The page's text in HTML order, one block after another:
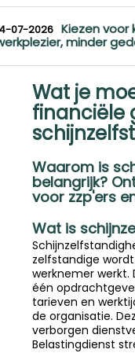
07-2026 Kiezen voor
minder
Wat je
financiële
Waarom is
belangrijk?
voor zzp'ers
Wat is
zelfstandige
werknemer werkt.
één
tarieven en
de organisatie.
verborgen
Belastingdienst